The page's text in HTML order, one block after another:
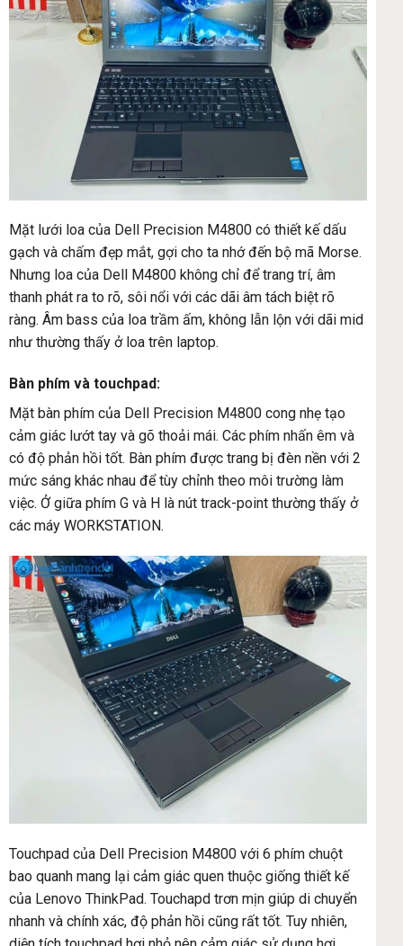
Mặt lưới loa của Dell Precision M4800 có thiết kế dấu
gạch và chấm đẹp mắt, gợi cho ta nhớ đến bộ mã Morse.
Nhưng loa của Dell M4800 không chỉ để trang trí, âm
thanh phát ra to rõ, sôi nổi với các dãi âm tách biệt rõ
ràng. Âm bass của loa trầm ấm, không lẫn lộn với dãi mid
như thường thấy ở loa trên laptop.
Bàn phím và touchpad:
Mặt bàn phím của Dell Precision M4800 cong nhẹ tạo
cảm giác lướt tay và gõ thoải mái. Các phím nhấn êm và
có độ phản hồi tốt. Bàn phím được trang bị đèn nền với 2
mức sáng khác nhau để tùy chỉnh theo môi trường làm
việc. Ở giữa phím G và H là nút track-point thường thấy ở
các máy WORKSTATION.
Touchpad của Dell Precision M4800 với 6 phím chuột
bao quanh mang lại cảm giác quen thuộc giống thiết kế
của Lenovo ThinkPad. Touchapd trơn mịn giúp di chuyển
nhanh và chính xác, độ phản hồi cũng rất tốt. Tuy nhiên,